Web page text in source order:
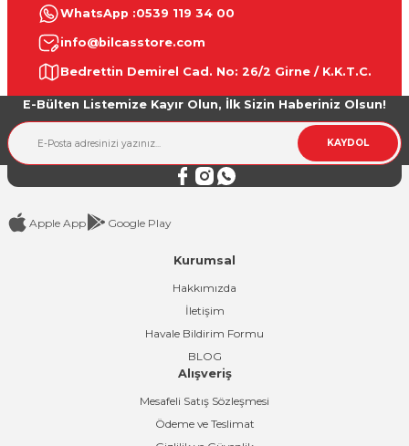
Görüş ve önerileriniz için teşekkür ederiz.
Ürün resmi kalitesiz, bozuk veya görüntülenemiyor.
Ürün açıklamasında eksik bilgiler bulunuyor.
Ürün bilgilerinde hatalar bulunuyor.
WhatsApp :0539 119 34 00
info@bilcasstore.com
Bedrettin Demirel Cad. No: 26/2 Girne / K.K.T.C.
E-Bülten Listemize Kayır Olun, İlk Sizin Haberiniz Olsun!
KAYDOL
Apple App Google Play
Kurumsal
Hakkımızda
İletişim
Havale Bildirim Formu
BLOG
Alışveriş
Mesafeli Satış Sözleşmesi
Ödeme ve Teslimat